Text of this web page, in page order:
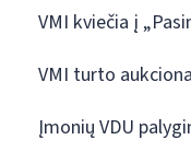
VMI kviečia į
VMI turto
Įmonių VDU